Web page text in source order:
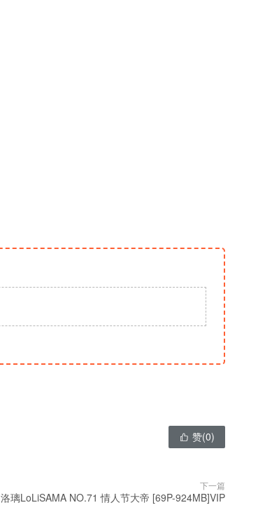
 赞(0)
下一篇
洛璃LoLiSAMA NO.71 情人节大帝 [69P-924MB]VIP